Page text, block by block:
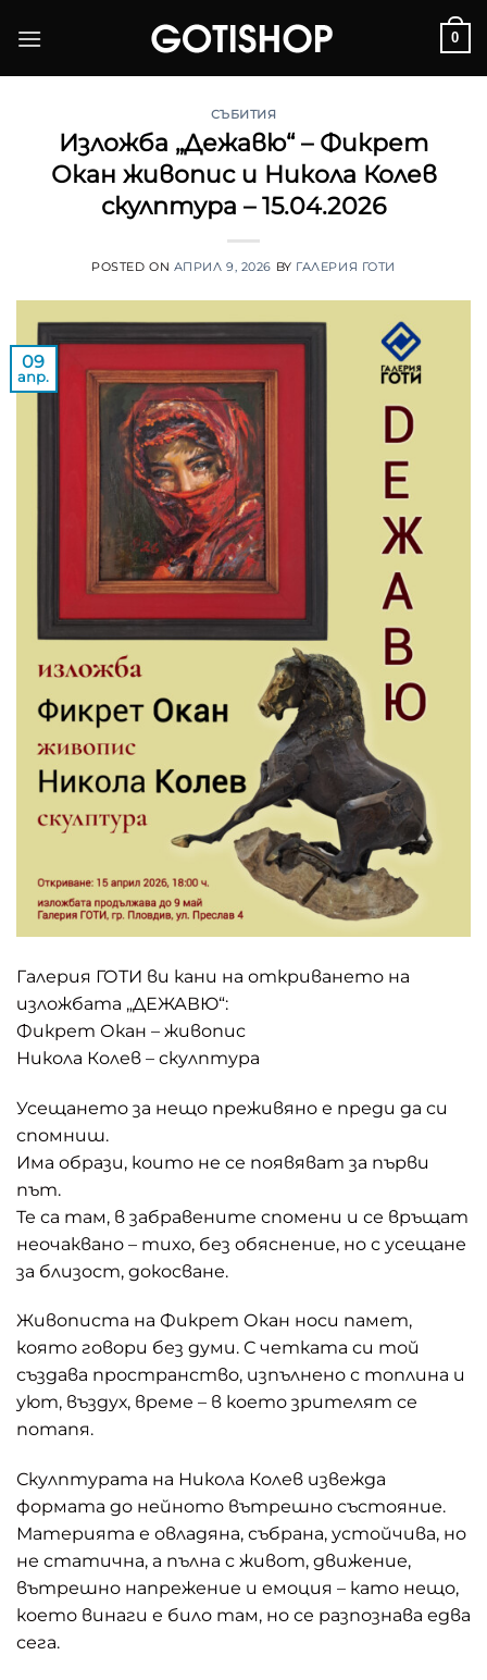
0
СЪБИТИЯ
Изложба „Дежавю“ – Фикрет
Окан живопис и Никола Колев
скулптура – 15.04.2026
POSTED ON АПРИЛ 9, 2026 BY ГАЛЕРИЯ ГОТИ
09
апр.
Галерия ГОТИ ви кани на откриването на
изложбата „ДЕЖАВЮ“:
Фикрет Окан – живопис
Никола Колев – скулптура
Усещането за нещо преживяно е преди да си
спомниш.
Има образи, които не се появяват за първи
път.
Те са там, в забравените спомени и се връщат
неочаквано – тихо, без обяснение, но с усещане
за близост, докосване.
Живописта на Фикрет Окан носи памет,
която говори без думи. С четката си той
създава пространство, изпълнено с топлина и
уют, въздух, време – в което зрителят се
потапя.
Скулптурата на Никола Колев извежда
формата до нейното вътрешно състояние.
Материята е овладяна, събрана, устойчива, но
не статична, а пълна с живот, движение,
вътрешно напрежение и емоция – като нещо,
което винаги е било там, но се разпознава едва
сега.